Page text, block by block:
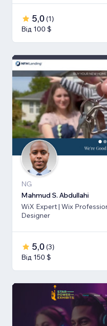
5,0 (1)
Від 100 $
NG
Mahmud S. Abdullahi
WiX Expert | Wix
Designer
5,0 (3)
Від 150 $